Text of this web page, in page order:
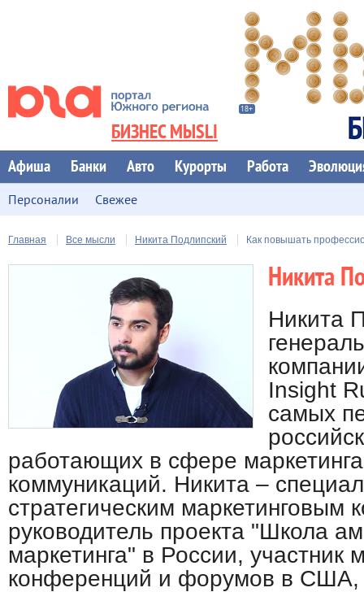
БИЗНЕС МЫSLI
Афиша Банки Авто Курорты Работа
Персоналии Свежее
Главная Все мысли Никита Подлипский Как повышать
Никита
Никита
Insight
самых
работающих в сфере
коммуникаций. Никита –
стратегическим маркетинговым
руководитель проекта "Школа
маркетинга" в России, участник
конференций и форумов в